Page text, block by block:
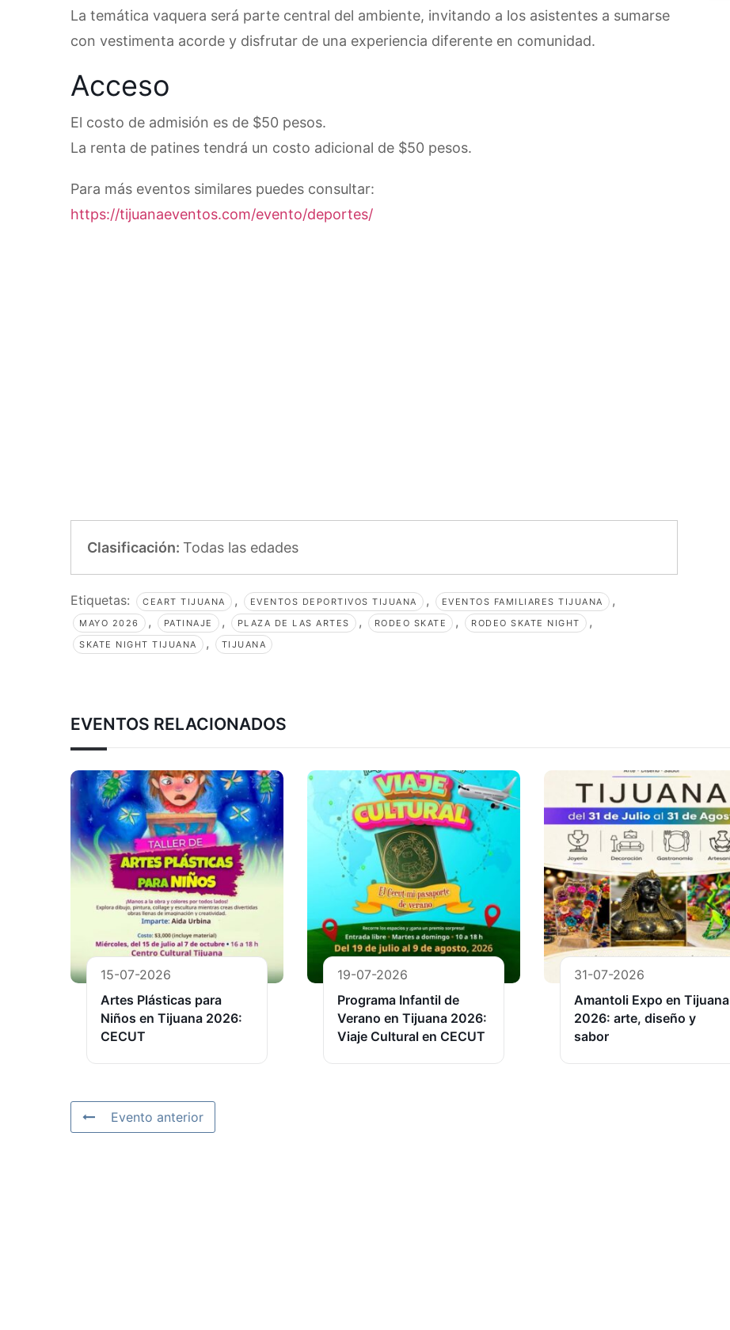
La temática vaquera será parte central del ambiente, invitando a los asistentes a sumarse
con vestimenta acorde y disfrutar de una experiencia diferente en comunidad.
Acceso
El costo de admisión es de $50 pesos.
La renta de patines tendrá un costo adicional de $50 pesos.
Para más eventos similares puedes consultar:
https://tijuanaeventos.com/evento/deportes/
Clasificación: Todas las edades
Etiquetas: CEART TIJUANA , EVENTOS DEPORTIVOS TIJUANA , EVENTOS FAMILIARES TIJUANA ,
MAYO 2026 , PATINAJE , PLAZA DE LAS ARTES , RODEO SKATE , RODEO SKATE NIGHT ,
SKATE NIGHT TIJUANA , TIJUANA
EVENTOS RELACIONADOS
15-07-2026
Artes Plásticas para
Niños en Tijuana 2026:
CECUT
19-07-2026
Programa Infantil de
Verano en Tijuana 2026:
Viaje Cultural en CECUT
31-07-2026
Amantoli Expo en Tijuana
2026: arte, diseño y
sabor
Evento anterior